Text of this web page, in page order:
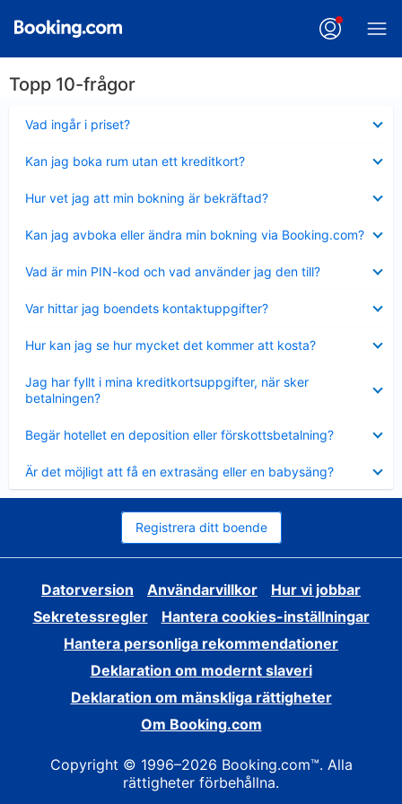
Topp 10-frågor
Vad ingår i priset?
mindre
Kan jag boka rum utan ett kreditkort?
mindre
Hur vet jag att min bokning är bekräftad?
mindre
Kan jag avboka eller ändra min bokning via Booking.com?
mindre
Vad är min PIN-kod och vad använder jag den till?
mindre
Var hittar jag boendets kontaktuppgifter?
mindre
Hur kan jag se hur mycket det kommer att kosta?
mindre
Jag har fyllt i mina kreditkortsuppgifter, när sker
betalningen?
mindre
Begär hotellet en deposition eller förskottsbetalning?
mindre
Är det möjligt att få en extrasäng eller en babysäng?
mindre
Registrera ditt boende
Datorversion Användarvillkor
Hur vi jobbar
Sekretessregler
Hantera cookies-inställningar
Hantera personliga rekommendationer
Deklaration om modernt slaveri
Deklaration om mänskliga rättigheter
Om Booking.com
Copyright © 1996–2026 Booking.com™. Alla
rättigheter förbehållna.